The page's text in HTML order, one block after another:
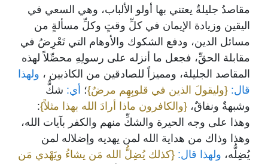
مقاصدُ جليلةٌ يعتني بها أولو الألباب، وهي السعي في
اليقين وزيادة الإيمان في كلِّ وقتٍ وكلِّ مسألةٍ من
مسائل الدين، ودفع الشكوك والأوهام التي تَعْرِضُ في
مقابلة الحقِّ، فجعل ما أنزله على رسولِهِ محصِّلاً لهذه
المقاصد الجليلة، ومميزاً للصادقين من الكاذبين ، ولهذا
قال: {وليقولَ الذين في قلوبِهِم مرضٌ}؛ أي: شكٌّ
وشبهةٌ ونفاقٌ، {والكافرون ماذا أرادَ الله بهذا مثلاً}:
وهذا على وجه الحيرة والشكِّ منهم والكفر بآيات الله،
وهذا وذاك من هداية الله لمن يهديه وإضلاله لمن
يُضِلُّه، ولهذا قال: {كذلك يُضِلُّ الله مَن يشاءُ ويَهْدي مَن